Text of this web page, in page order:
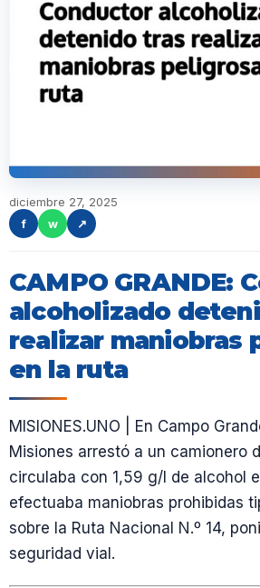
diciembre 27, 2025
f
w ↗
CAMPO GRANDE:
alcoholizado
realizar maniobras
en la ruta
MISIONES.UNO | En Campo
Misiones arrestó a un camionero
circulaba con 1,59 g/l de alcohol
efectuaba maniobras prohibidas
sobre la Ruta Nacional N.º 14,
seguridad vial.